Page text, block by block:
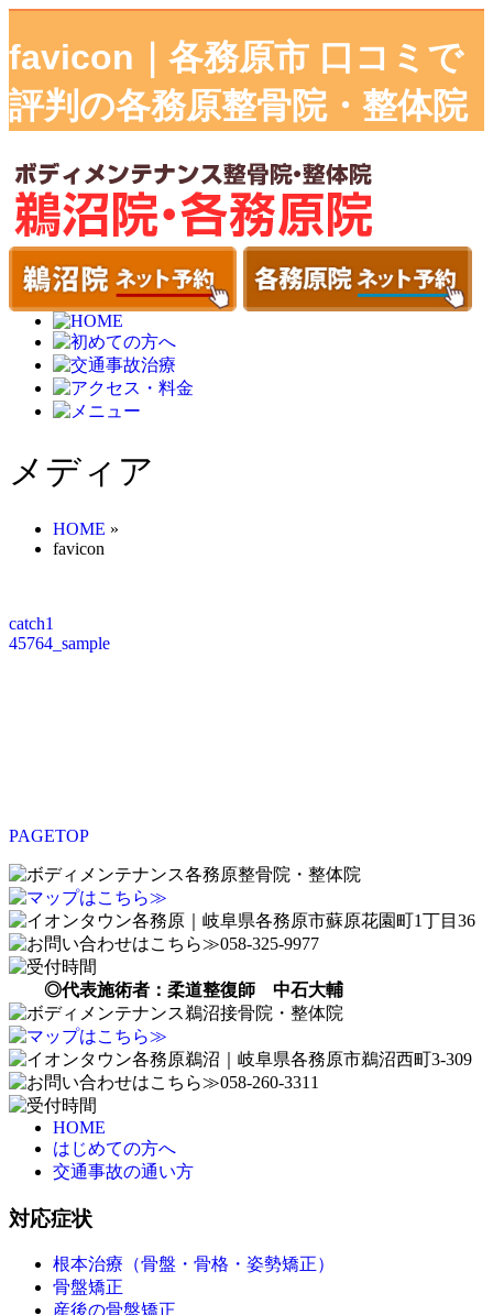
favicon｜各務原市 口コミで
評判の各務原整骨院・整体院
メディア
HOME »
favicon
catch1
45764_sample
PAGETOP
◎代表施術者：柔道整復師 中石大輔
HOME
はじめての方へ
交通事故の通い方
対応症状
根本治療（骨盤・骨格・姿勢矯正）
骨盤矯正
産後の骨盤矯正